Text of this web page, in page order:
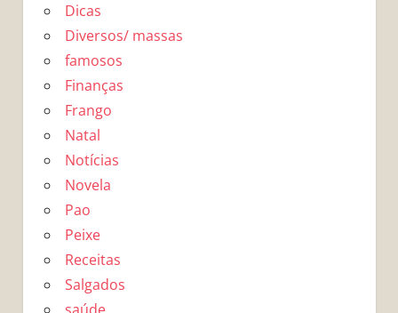
Dicas
Diversos/ massas
famosos
Finanças
Frango
Natal
Notícias
Novela
Pao
Peixe
Receitas
Salgados